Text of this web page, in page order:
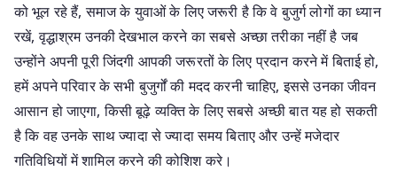
को भूल रहे हैं, समाज के युवाओं के लिए जरूरी है कि वे बुजुर्ग लोगों का ध्यान
रखें, वृद्धाश्रम उनकी देखभाल करने का सबसे अच्छा तरीका नहीं है जब
उन्होंने अपनी पूरी जिंदगी आपकी जरूरतों के लिए प्रदान करने में बिताई हो,
हमें अपने परिवार के सभी बुजुर्गों की मदद करनी चाहिए, इससे उनका जीवन
आसान हो जाएगा, किसी बूढ़े व्यक्ति के लिए सबसे अच्छी बात यह हो सकती
है कि वह उनके साथ ज्यादा से ज्यादा समय बिताए और उन्हें मजेदार
गतिविधियों में शामिल करने की कोशिश करे।